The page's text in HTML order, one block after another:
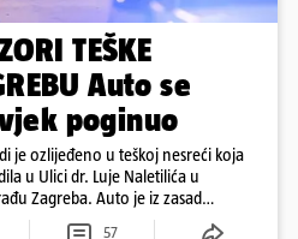
TEŠKE
Auto se
poginuo
je ozlijeđeno u teškoj nesreći koja
u Ulici dr. Luje Naletilića u
Zagreba. Auto je iz zasad
a od siline udara vozilo se
57